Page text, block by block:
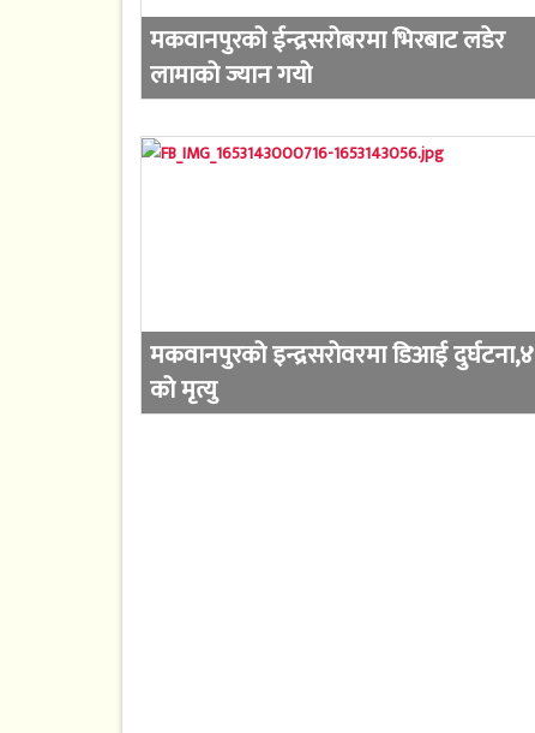
मकवानपुरको ईन्द्रसरोबरमा भिरबाट लडेर
लामाको ज्यान गयो
मकवानपुरको इन्द्रसरोवरमा डिआई दुर्घटना,४
को मृत्यु